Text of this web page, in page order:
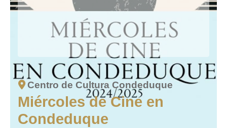
Centro de Cultura Condeduque
Miércoles de Cine en
Condeduque